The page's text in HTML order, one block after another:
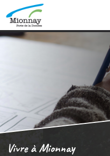
Vivre à Mionnay